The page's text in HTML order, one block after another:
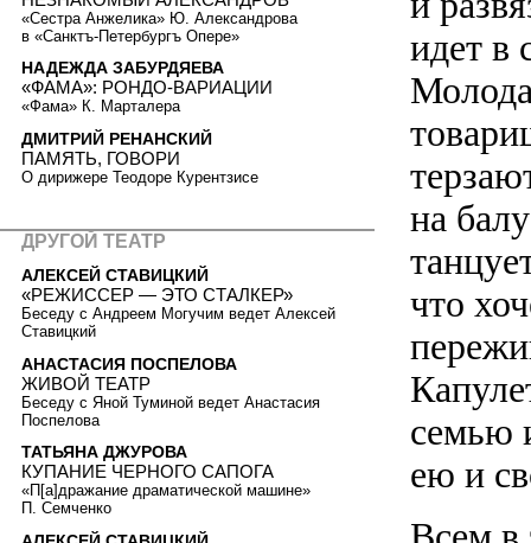
идет в
на
что
семью
ею и
«Сестра Анжелика» Ю. Александрова
в «Санктъ-Петербургъ Опере»
НАДЕЖДА ЗАБУРДЯЕВА
«ФАМА»: РОНДО-ВАРИАЦИИ
«Фама» К. Марталера
ДМИТРИЙ РЕНАНСКИЙ
ПАМЯТЬ, ГОВОРИ
О дирижере Теодоре Курентзисе
ДРУГОЙ ТЕАТР
АЛЕКСЕЙ СТАВИЦКИЙ
«РЕЖИССЕР — ЭТО СТАЛКЕР»
Беседу с Андреем Могучим ведет Алексей
Ставицкий
АНАСТАСИЯ ПОСПЕЛОВА
ЖИВОЙ ТЕАТР
Беседу с Яной Туминой ведет Анастасия
Поспелова
ТАТЬЯНА ДЖУРОВА
КУПАНИЕ ЧЕРНОГО САПОГА
«П[а]дражание драматической машине»
П. Семченко